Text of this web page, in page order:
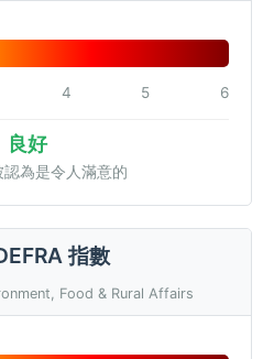
4 5 6
良好
認為是令人滿意的
指數
Food & Rural Affairs